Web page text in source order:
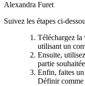
Alexandra Furet
Suivez les étapes ci-
Téléchargez la
utilisant un
Ensuite,
partie
Enfin, faites
Définir comme